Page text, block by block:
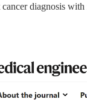
cancer diagnosis